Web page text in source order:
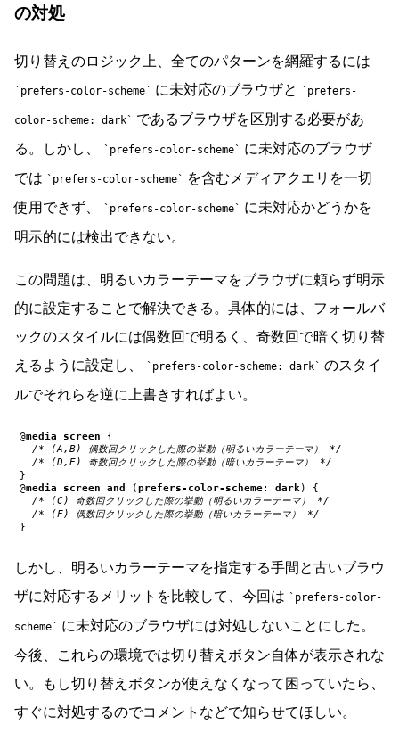
の対処
切り替えのロジック上、全てのパターンを網羅するには
prefers-color-scheme に未対応のブラウザと prefers-
color-scheme: dark
であるブラウザを区別する必要があ
る。しかし、
prefers-color-scheme
に未対応のブラウザ
では
prefers-color-scheme
を含むメディアクエリを一切
使用できず、
prefers-color-scheme
に未対応かどうかを
明示的には検出できない。
この問題は、明るいカラーテーマをブラウザに頼らず明示
的に設定することで解決できる。具体的には、フォールバ
ックのスタイルには偶数回で明るく、奇数回で暗く切り替
えるように設定し、
prefers-color-scheme: dark
のスタイ
ルでそれらを逆に上書きすればよい。
@media screen
{
/* (A,B) 偶数回クリックした際の挙動（明るいカラーテーマ） */
/* (D,E) 奇数回クリックした際の挙動（暗いカラーテーマ） */
}
@media screen and (prefers-color-scheme: dark )
{
/* (C) 奇数回クリックした際の挙動（明るいカラーテーマ） */
/* (F) 偶数回クリックした際の挙動（暗いカラーテーマ） */
}
しかし、明るいカラーテーマを指定する手間と古いブラウ
ザに対応するメリットを比較して、今回は
prefers-color-
scheme
に未対応のブラウザには対処しないことにした。
今後、これらの環境では切り替えボタン自体が表示されな
い。もし切り替えボタンが使えなくなって困っていたら、
すぐに対処するのでコメントなどで知らせてほしい。